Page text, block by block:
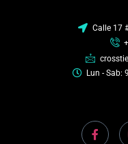
Calle 17
Lun - Sab: